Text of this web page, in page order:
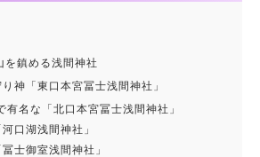
を鎮める浅間神社
神「東口本宮冨士浅間神社」
有名な「北口本宮冨士浅間神社」
口湖浅間神社」
士御室浅間神社」